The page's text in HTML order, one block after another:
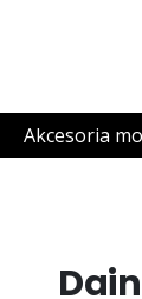
Akcesoria